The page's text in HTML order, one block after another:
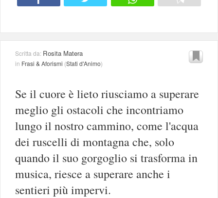
Scritta da: Rosita Matera
in Frasi & Aforismi (Stati d'Animo)
Se il cuore è lieto riusciamo a superare
meglio gli ostacoli che incontriamo
lungo il nostro cammino, come l'acqua
dei ruscelli di montagna che, solo
quando il suo gorgoglio si trasforma in
musica, riesce a superare anche i
sentieri più impervi.